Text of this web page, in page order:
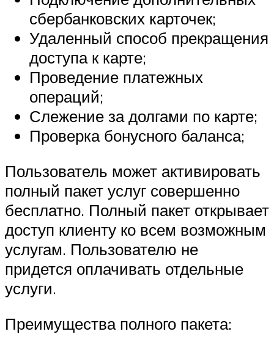
сбербанковских карточек;
Удаленный способ прекращения
доступа к карте;
Проведение платежных
операций;
Слежение за долгами по карте;
Проверка бонусного баланса;
Пользователь может активировать
полный пакет услуг совершенно
бесплатно. Полный пакет открывает
доступ клиенту ко всем возможным
услугам. Пользователю не
придется оплачивать отдельные
услуги.
Преимущества полного пакета: